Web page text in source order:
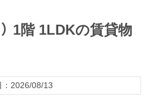
1階 1LDKの賃貸物
：2026/08/13